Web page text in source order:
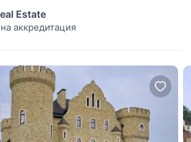
2 этаж: мастер-спальня с с/у,
Estate
аккредитация